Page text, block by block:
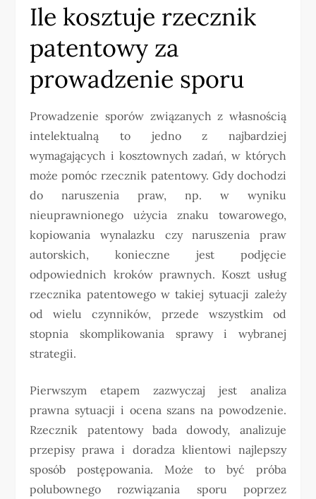
Ile kosztuje rzecznik
patentowy za
prowadzenie sporu
Prowadzenie sporów związanych z własnością
intelektualną to jedno z najbardziej
wymagających i kosztownych zadań, w których
może pomóc rzecznik patentowy. Gdy dochodzi
do naruszenia praw, np. w wyniku
nieuprawnionego użycia znaku towarowego,
kopiowania wynalazku czy naruszenia praw
autorskich, konieczne jest podjęcie
odpowiednich kroków prawnych. Koszt usług
rzecznika patentowego w takiej sytuacji zależy
od wielu czynników, przede wszystkim od
stopnia skomplikowania sprawy i wybranej
strategii.
Pierwszym etapem zazwyczaj jest analiza
prawna sytuacji i ocena szans na powodzenie.
Rzecznik patentowy bada dowody, analizuje
przepisy prawa i doradza klientowi najlepszy
sposób postępowania. Może to być próba
polubownego rozwiązania sporu poprzez